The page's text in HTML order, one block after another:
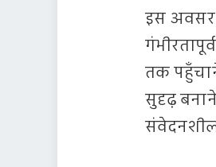
इस अवसर
तक
सुदृढ़